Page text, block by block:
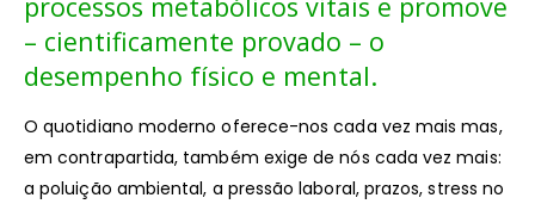
– cientificamente provado – o
desempenho físico e mental.
O quotidiano moderno oferece-nos cada vez mais mas,
em contrapartida, também exige de nós cada vez mais:
a poluição ambiental, a pressão laboral, prazos, stress no